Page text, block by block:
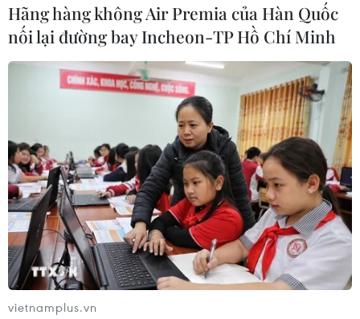
Hãng hàng không Air Premia của Hàn Quốc
nối lại đường bay Incheon-TP Hồ Chí Minh
vietnamplus.vn